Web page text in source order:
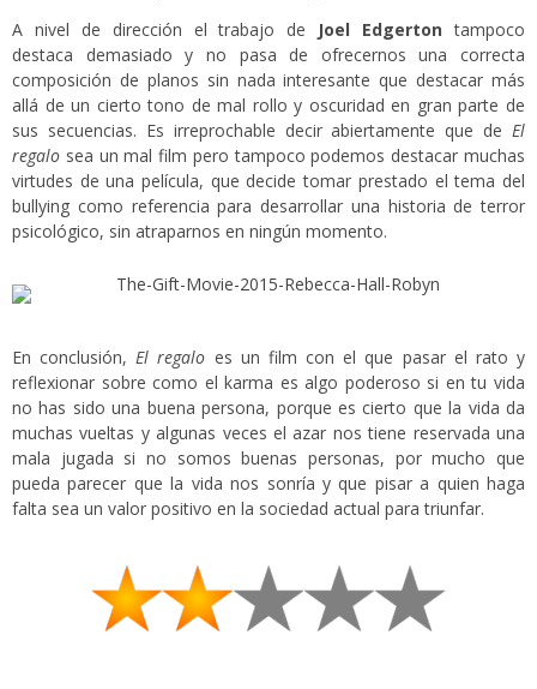
A nivel de dirección el trabajo de Joel Edgerton tampoco
destaca demasiado y no pasa de ofrecernos una correcta
composición de planos sin nada interesante que destacar más
allá de un cierto tono de mal rollo y oscuridad en gran parte de
sus secuencias. Es irreprochable decir abiertamente que de El
regalo sea un mal film pero tampoco podemos destacar muchas
virtudes de una película, que decide tomar prestado el tema del
bullying como referencia para desarrollar una historia de terror
psicológico, sin atraparnos en ningún momento.
En conclusión, El regalo es un film con el que pasar el rato y
reflexionar sobre como el karma es algo poderoso si en tu vida
no has sido una buena persona, porque es cierto que la vida da
muchas vueltas y algunas veces el azar nos tiene reservada una
mala jugada si no somos buenas personas, por mucho que
pueda parecer que la vida nos sonría y que pisar a quien haga
falta sea un valor positivo en la sociedad actual para triunfar.